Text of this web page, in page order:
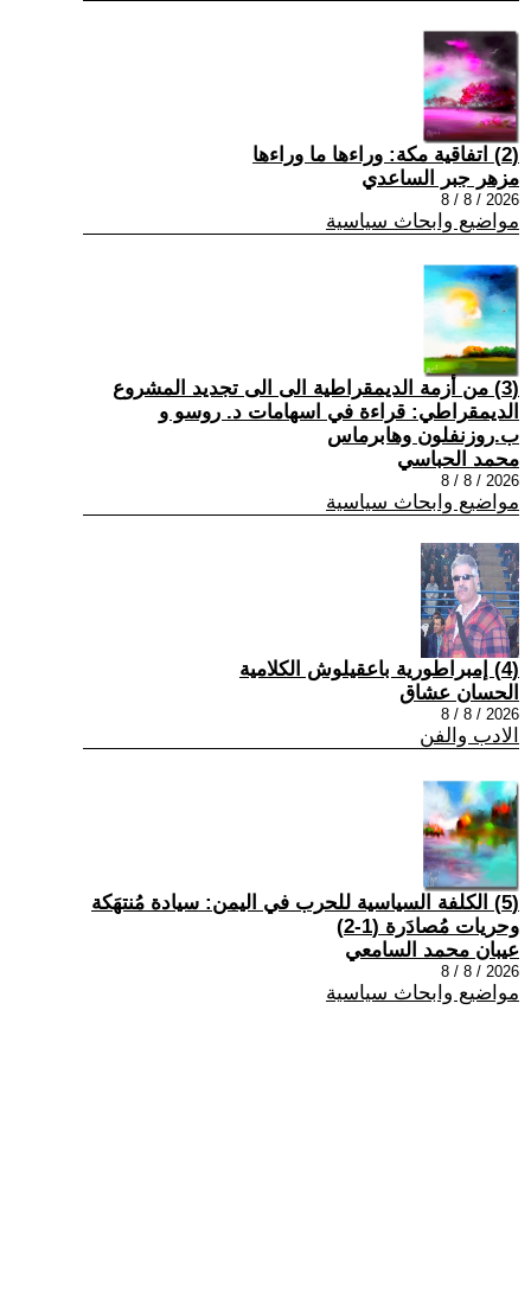
(2) اتفاقية مكة: وراءها ما وراءها
مزهر جبر الساعدي
2026 / 8 / 8
مواضيع وابحاث سياسية
(3) من أزمة الديمقراطية الى الى تجديد المشروع
الديمقراطي: قراءة في اسهامات د. روسو و
ب.روزنفلون وهابرماس
محمد الحباسي
2026 / 8 / 8
مواضيع وابحاث سياسية
(4) إمبراطورية باعقيلوش الكلامية
الحسان عشاق
2026 / 8 / 8
الادب والفن
(5) الكلفة السياسية للحرب في اليمن: سيادة مُنتهَكة
وحريات مُصادَرة (1-2)
عيبان محمد السامعي
2026 / 8 / 8
مواضيع وابحاث سياسية